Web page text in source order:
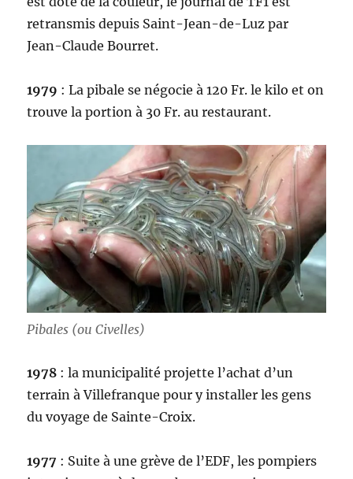
retransmis depuis Saint-Jean-de-Luz par
Jean-Claude Bourret.
1979 : La pibale se négocie à 120 Fr. le kilo et on
trouve la portion à 30 Fr. au restaurant.
Pibales (ou Civelles)
1978 : la municipalité projette l’achat d’un
terrain à Villefranque pour y installer les gens
du voyage de Sainte-Croix.
1977 : Suite à une grève de l’EDF, les pompiers